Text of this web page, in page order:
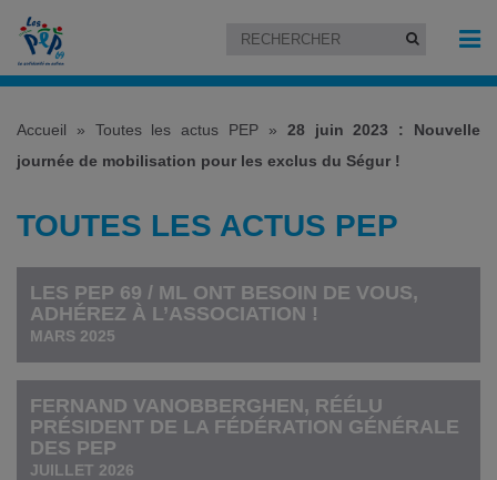
Accueil » Toutes les actus PEP » 28 juin 2023 : Nouvelle
journée de mobilisation pour les exclus du Ségur !
TOUTES LES ACTUS PEP
LES PEP 69 / ML ONT BESOIN DE VOUS,
ADHÉREZ À L’ASSOCIATION !
MARS 2025
FERNAND VANOBBERGHEN, RÉÉLU
PRÉSIDENT DE LA FÉDÉRATION GÉNÉRALE
DES PEP
JUILLET 2026